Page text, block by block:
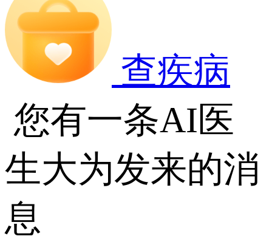
查疾病
您有一条AI医
生大为发来的消
息